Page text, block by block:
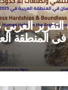
المنطقة